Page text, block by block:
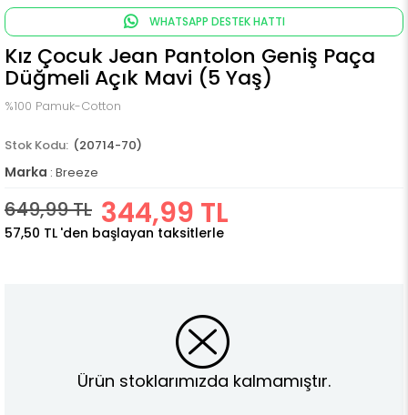
WHATSAPP DESTEK HATTI
Kız Çocuk Jean Pantolon Geniş Paça
Düğmeli Açık Mavi (5 Yaş)
%100 Pamuk-Cotton
(20714-70)
Marka : Breeze
649,99 TL 344,99 TL
57,50 TL 'den başlayan taksitlerle
Ürün stoklarımızda kalmamıştır.